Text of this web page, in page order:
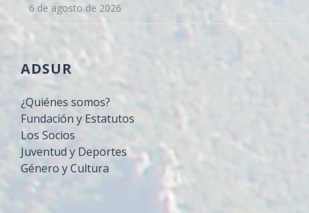
6 de agosto de 2026
ADSUR
¿Quiénes somos?
Fundación y Estatutos
Los Socios
Juventud y Deportes
Género y Cultura